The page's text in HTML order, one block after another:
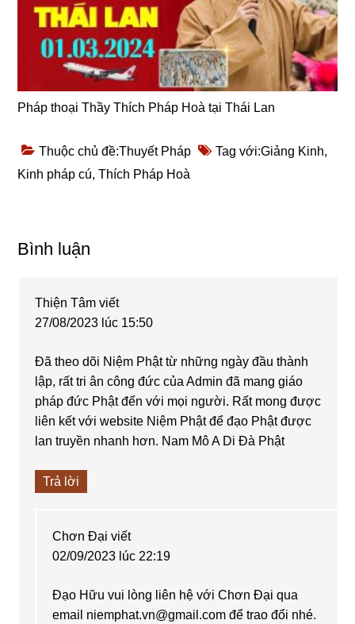
Pháp thoại Thầy Thích Pháp Hoà tại Thái Lan
Thuộc chủ đề:Thuyết Pháp Tag với:Giảng Kinh,
Kinh pháp cú,Thích Pháp Hoà
Reader
Bình luận
Thiện Tâm viết
27/08/2023 lúc 15:50
Đã theo dõi Niệm Phật từ những ngày đầu thành
lập, rất tri ân công đức của Admin đã mang giáo
pháp đức Phật đến với mọi người. Rất mong được
liên kết với website Niệm Phật để đạo Phật được
lan truyền nhanh hơn. Nam Mô A Di Đà Phật
Trả lời
Chơn Đại viết
02/09/2023 lúc 22:19
Đạo Hữu vui lòng liên hệ với Chơn Đại qua
email niemphat.vn@gmail.com để trao đổi nhé.